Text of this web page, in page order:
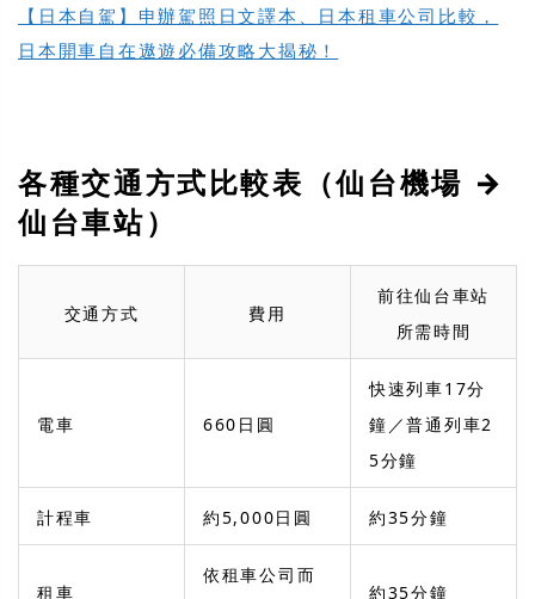
【日本自駕】申辦駕照日文譯本、日本租車公司比較，
日本開車自在遨遊必備攻略大揭秘！
各種交通方式比較表（仙台機場 →
仙台車站）
交通方式 費用
前往仙台車站
所需時間
電車 660日圓
快速列車17分
鐘／普通列車2
5分鐘
計程車 約5,000日圓 約35分鐘
租車
依租車公司而
約35分鐘